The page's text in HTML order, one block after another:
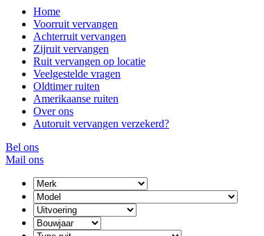
Home
Voorruit vervangen
Achterruit vervangen
Zijruit vervangen
Ruit vervangen op locatie
Veelgestelde vragen
Oldtimer ruiten
Amerikaanse ruiten
Over ons
Autoruit vervangen verzekerd?
Bel ons
Mail ons